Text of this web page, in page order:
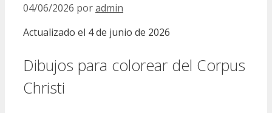
04/06/2026 poradmin
Actualizado el 4 de junio de 2026
Dibujos para colorear del Corpus
Christi